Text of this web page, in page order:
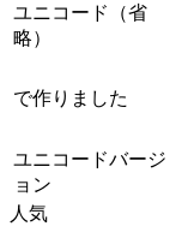
ユニコード（省
略）
で作りました
ユニコードバージ
ョン
人気